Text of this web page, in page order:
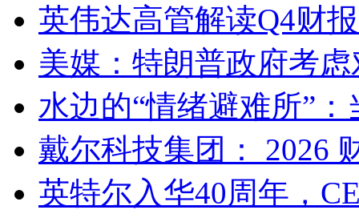
英伟达高管解读Q4财
美媒：特朗普政府考
水边的“情绪避难所”
戴尔科技集团： 2026
英特尔入华40周年，